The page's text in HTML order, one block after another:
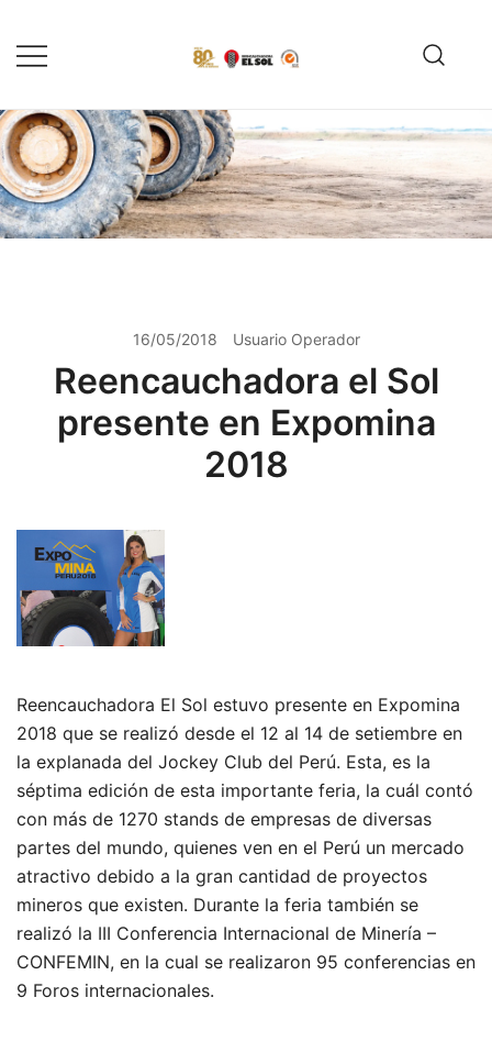
contenido
Reencauche de llantas con
Calidad ISO 9001
reencauche de llantas con garantía
ISO 9001
16/05/2018 Usuario Operador
Reencauchadora el Sol
presente en Expomina
2018
Reencauchadora El Sol estuvo presente en Expomina
2018 que se realizó desde el 12 al 14 de setiembre en
la explanada del Jockey Club del Perú. Esta, es la
séptima edición de esta importante feria, la cuál contó
con más de 1270 stands de empresas de diversas
partes del mundo, quienes ven en el Perú un mercado
atractivo debido a la gran cantidad de proyectos
mineros que existen. Durante la feria también se
realizó la III Conferencia Internacional de Minería –
CONFEMIN, en la cual se realizaron 95 conferencias en
9 Foros internacionales.